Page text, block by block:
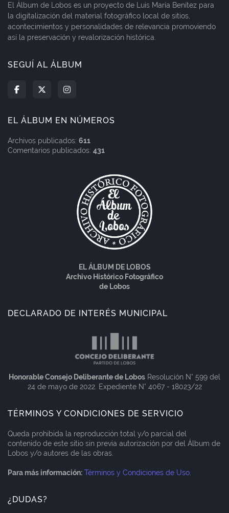
El Álbum de Lobos es un proyecto de Luis María Benítez para
la digitalización del material fotográfico local de sitios,
acontecimientos y personalidades de relevancia promoviendo
así la preservación y revalorización histórica.
SEGUÍ AL ÁLBUM
EL ÁLBUM EN NÚMEROS
Archivos publicados: 611
Comentarios publicados: 431
EL ÁLBUM DE LOBOS
Archivo Histórico Fotográfico
de Lobos
DECLARADO DE INTERÉS MUNICIPAL
Honorable Consejo Deliberante de Lobos Resolución N° 599 del
24 de mayo de 2022. Expediente N° 4067 - 18023/22
TÉRMINOS Y CONDICIONES DE SERVICIO
Queda prohibida la reproducción total y/o parcial del
contenido de este sitio sin previa autorización por del Álbum de
Lobos y/o autores de las obras.
Para más información: Términos y Condiciones de Uso.
¿DUDAS?